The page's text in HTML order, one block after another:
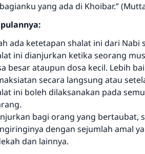
yang ada di Khoibar.”
ada ketetapan shalat ini dari Nabi
ini dianjurkan ketika seorang
besar ataupun dosa kecil. Lebih
secara langsung atau
ini boleh dilaksanakan pada
bagi orang yang bertaubat,
dengan sejumlah amal
dan lainnya.